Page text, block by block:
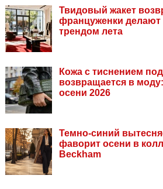
Твидовый жакет
француженки делают
трендом лета
Кожа с тиснением
возвращается в
осени 2026
Темно-синий
фаворит осени в
Beckham